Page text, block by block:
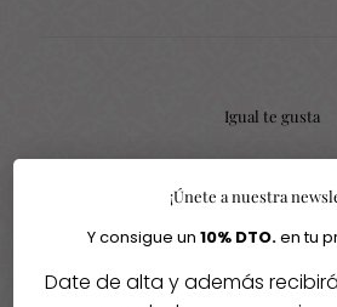
Igual te gusta
-
¡Únete a nuestra
Y consigue un10% DTO.en tu
Date de alta y además